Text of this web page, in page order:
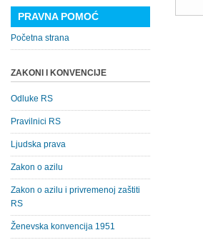
PRAVNA POMOĆ
Početna strana
ZAKONI I KONVENCIJE
Odluke RS
Pravilnici RS
Ljudska prava
Zakon o azilu
Zakon o azilu i privremenoj zaštiti
RS
Ženevska konvencija 1951